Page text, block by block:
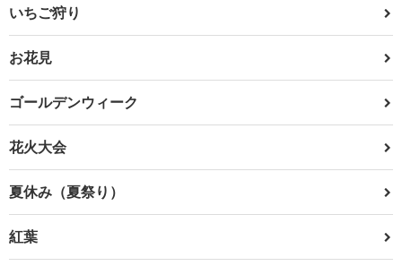
いちご狩り
お花見
ゴールデンウィーク
花火大会
夏休み（夏祭り）
紅葉